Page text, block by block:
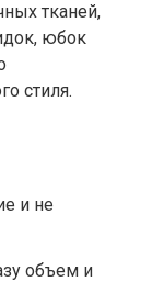
тканей,
юбок
стиля.
и не
объем и